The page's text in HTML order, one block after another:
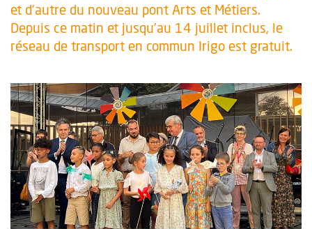
et d’autre du nouveau pont Arts et Métiers.
Depuis ce matin et jusqu’au 14 juillet inclus, le
réseau de transport en commun Irigo est gratuit.